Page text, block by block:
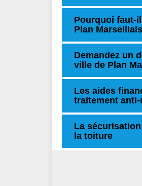
Pourquoi faut-
Plan
Demandez un
ville de Plan
Les aides
traitement
La
la toiture